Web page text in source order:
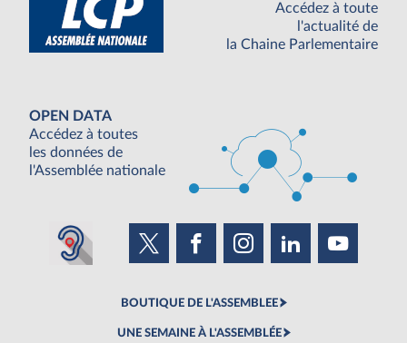
Accédez à toute
l'actualité de
la Chaine Parlementaire
OPEN DATA
Accédez à toutes
les données de
l'Assemblée nationale
BOUTIQUE DE L'ASSEMBLEE
UNE SEMAINE À L'ASSEMBLÉE